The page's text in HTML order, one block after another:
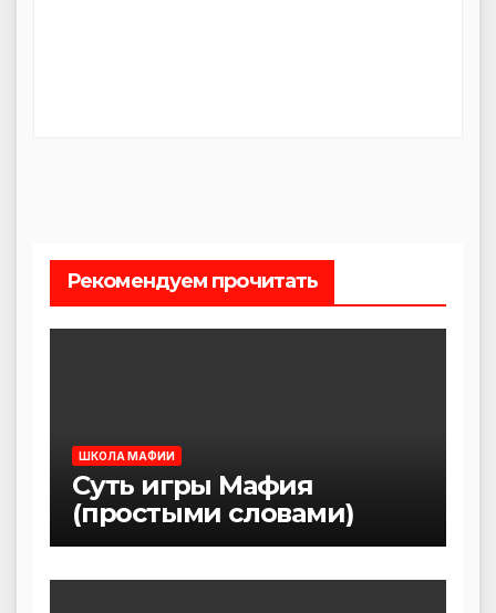
Рекомендуем прочитать
ШКОЛА МАФИИ
Суть игры Мафия
(простыми словами)